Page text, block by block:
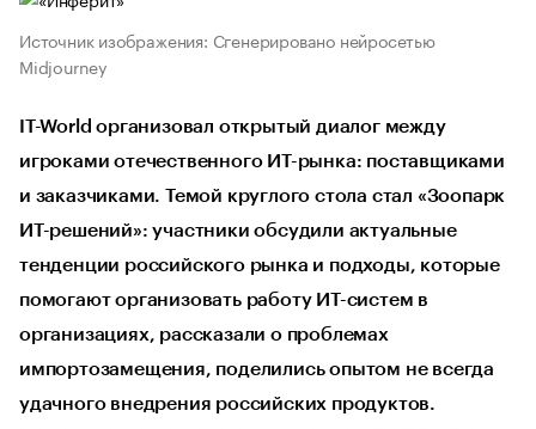
Источник изображения: Сгенерировано нейросетью
Midjourney
IT-World организовал открытый диалог между
игроками отечественного ИТ-рынка: поставщиками
и заказчиками. Темой круглого стола стал «Зоопарк
ИТ-решений»: участники обсудили актуальные
тенденции российского рынка и подходы, которые
помогают организовать работу ИТ-систем в
организациях, рассказали о проблемах
импортозамещения, поделились опытом не всегда
удачного внедрения российских продуктов.